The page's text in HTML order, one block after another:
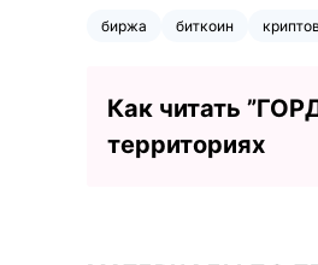
биржа биткоин
Как читать
территориях